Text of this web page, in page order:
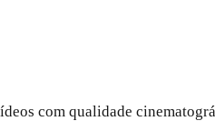
com qualidade